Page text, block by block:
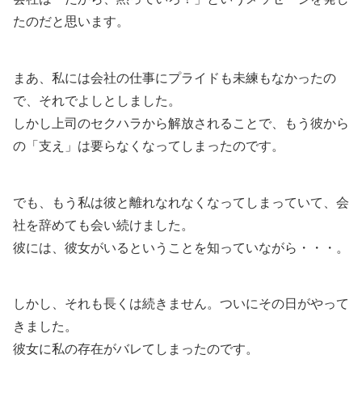
たのだと思います。
まあ、私には会社の仕事にプライドも未練もなかったの
で、それでよしとしました。
しかし上司のセクハラから解放されることで、もう彼から
の「支え」は要らなくなってしまったのです。
でも、もう私は彼と離れなれなくなってしまっていて、会
社を辞めても会い続けました。
彼には、彼女がいるということを知っていながら・・・。
しかし、それも長くは続きません。ついにその日がやって
きました。
彼女に私の存在がバレてしまったのです。